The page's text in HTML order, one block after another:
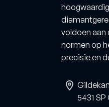
voldoen aan
normen op
precisie en
5431 SP